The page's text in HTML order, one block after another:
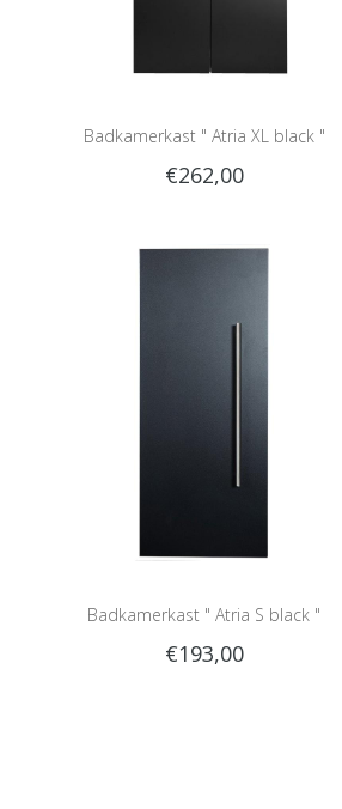
Badkamerkast " Atria XL black "
€262,00
Badkamerkast " Atria S black "
€193,00